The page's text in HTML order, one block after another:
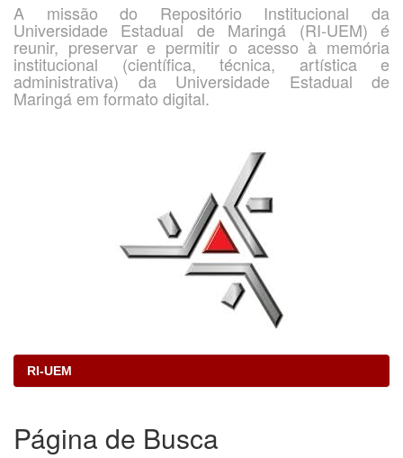
A missão do Repositório Institucional da
Universidade Estadual de Maringá (RI-UEM) é
reunir, preservar e permitir o acesso à memória
institucional (científica, técnica, artística e
administrativa) da Universidade Estadual de
Maringá em formato digital.
RI-UEM
Página de Busca